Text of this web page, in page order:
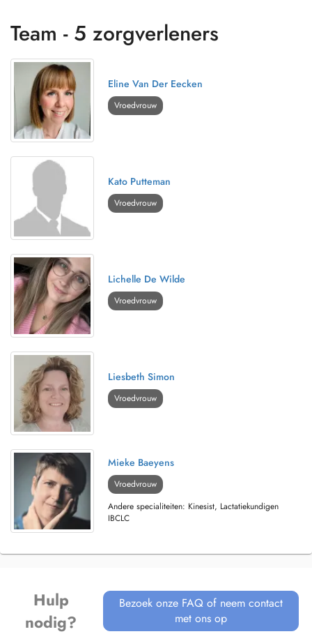
Team - 5 zorgverleners
Eline Van Der Eecken
Vroedvrouw
Kato Putteman
Vroedvrouw
Lichelle De Wilde
Vroedvrouw
Liesbeth Simon
Vroedvrouw
Mieke Baeyens
Vroedvrouw
Andere specialiteiten: Kinesist, Lactatiekundigen
IBCLC
Hulp
nodig?
Bezoek onze FAQ of neem contact
met ons op